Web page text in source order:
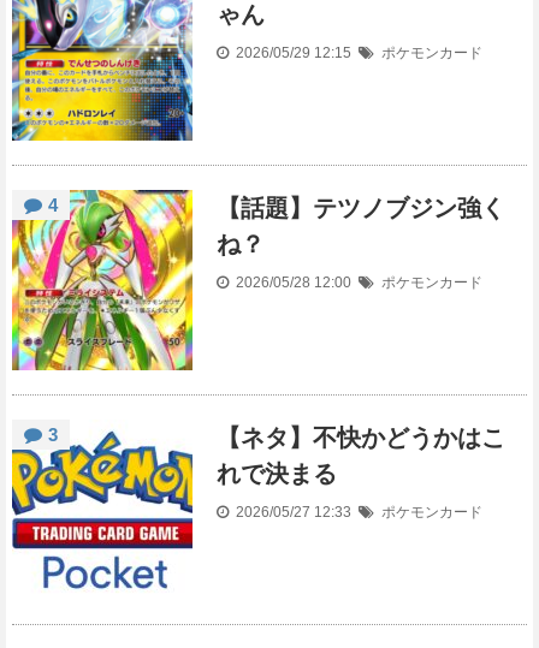
ゃん
2026/05/29 12:15 ポケモンカード
4
【話題】テツノブジン強く
ね？
2026/05/28 12:00 ポケモンカード
3
【ネタ】不快かどうかはこ
れで決まる
2026/05/27 12:33 ポケモンカード